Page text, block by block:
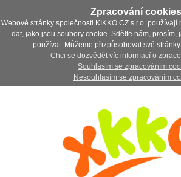
Zpracování cookies
Webové stránky společnosti KIKKO CZ s.r.o.
dat, jako jsou soubory cookie. Sdělte nám, prosím,
používat. Můžeme přizpůsobovat své
Chci se dozvědět víc informací o
Souhlasím se zpracováním
Nesouhlasím se zpracováním